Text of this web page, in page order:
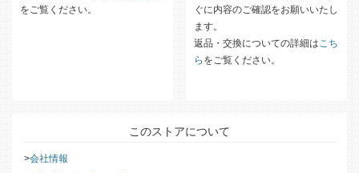
をご覧ください。
ぐに内容のご確認をお願いいたし
ます。
返品・交換についての詳細はこち
ら をご覧ください。
このストアについて
会社情報